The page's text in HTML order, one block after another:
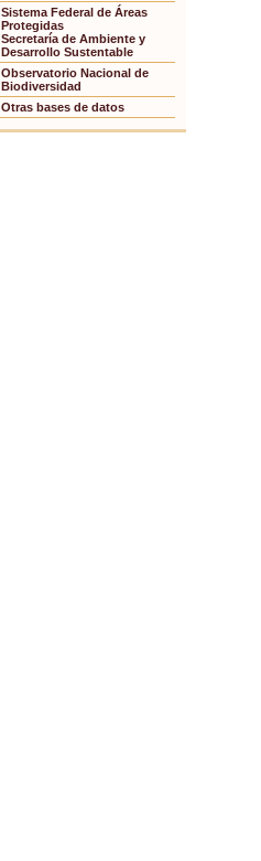
Sistema Federal de Áreas
Protegidas
Secretaría de Ambiente y
Desarrollo Sustentable
Observatorio Nacional de
Biodiversidad
Otras bases de datos